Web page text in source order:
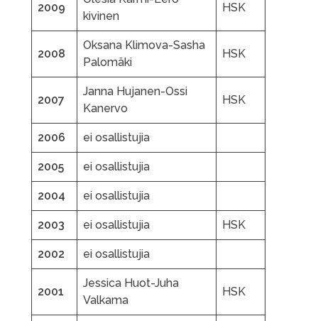
2009
kivinen
HSK
2008
Oksana Klimova-Sasha
Palomäki
HSK
2007
Janna Hujanen-Ossi
Kanervo
HSK
2006 ei osallistujia
2005 ei osallistujia
2004 ei osallistujia
2003 ei osallistujia HSK
2002 ei osallistujia
2001
Jessica Huot-Juha
Valkama
HSK